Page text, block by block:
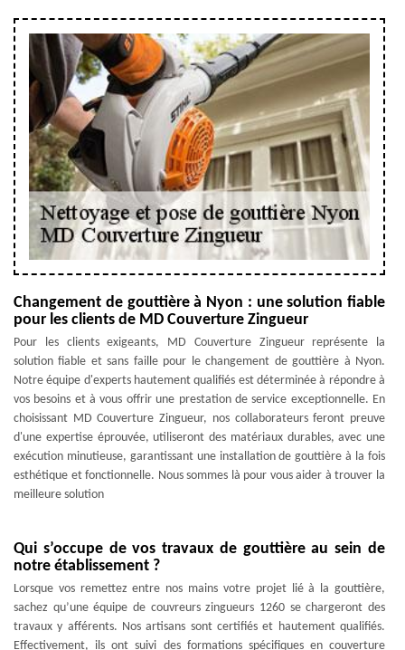
Changement de gouttière à Nyon : une solution fiable
pour les clients de MD Couverture Zingueur
Pour les clients exigeants, MD Couverture Zingueur représente la
solution fiable et sans faille pour le changement de gouttière à Nyon.
Notre équipe d'experts hautement qualifiés est déterminée à répondre à
vos besoins et à vous offrir une prestation de service exceptionnelle. En
choisissant MD Couverture Zingueur, nos collaborateurs feront preuve
d'une expertise éprouvée, utiliseront des matériaux durables, avec une
exécution minutieuse, garantissant une installation de gouttière à la fois
esthétique et fonctionnelle. Nous sommes là pour vous aider à trouver la
meilleure solution
Qui s’occupe de vos travaux de gouttière au sein de
notre établissement ?
Lorsque vos remettez entre nos mains votre projet lié à la gouttière,
sachez qu’une équipe de couvreurs zingueurs 1260 se chargeront des
travaux y afférents. Nos artisans sont certifiés et hautement qualifiés.
Effectivement, ils ont suivi des formations spécifiques en couverture